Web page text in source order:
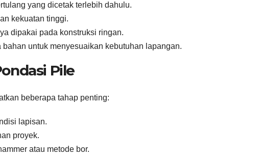
yang dicetak terlebih dahulu.
kekuatan tinggi.
dipakai pada konstruksi ringan.
bahan untuk menyesuaikan kebutuhan lapangan.
Pile
beberapa tahap penting:
lapisan.
proyek.
atau metode bor.